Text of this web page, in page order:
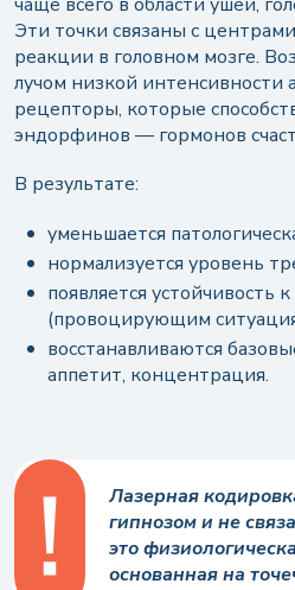
Эти точки связаны с
реакции в головном мозге.
лучом низкой интенсивности
рецепторы, которые
эндорфинов — гормонов
В результате:
уменьшается
нормализуется уровень
появляется устойчивость
(провоцирующим
восстанавливаются
аппетит, концентрация.
Лазерная
гипнозом и не
это
основанная на